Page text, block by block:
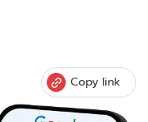
Copy link